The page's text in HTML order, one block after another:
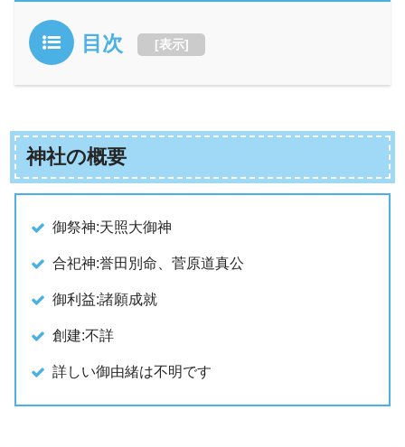
目次 [表示]
神社の概要
御祭神:天照大御神
合祀神:誉田別命、菅原道真公
御利益:諸願成就
創建:不詳
詳しい御由緒は不明です